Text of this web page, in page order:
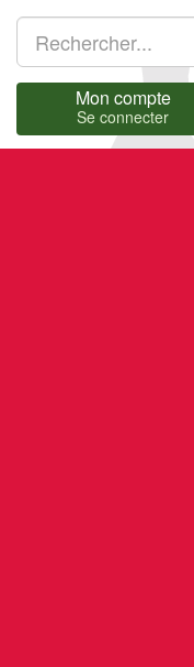
Mon compte
Se connecter